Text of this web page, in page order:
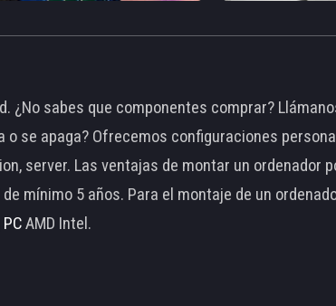
¿No sabes que componentes comprar?
se apaga? Ofrecemos configuraciones
server. Las ventajas de montar un ordenador
mínimo 5 años. Para el montaje de un
AMD Intel.